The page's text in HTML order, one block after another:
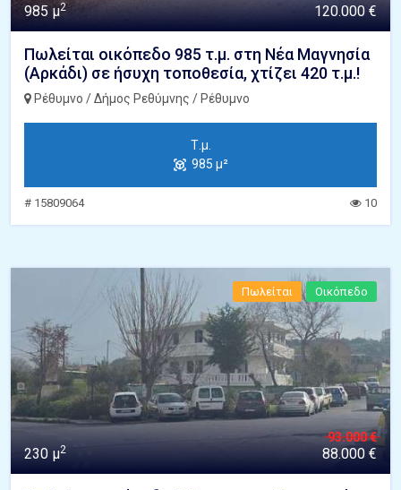
985 μ2 120.000 €
Πωλείται οικόπεδο 985 τ.μ. στη Νέα Μαγνησία
(Αρκάδι) σε ήσυχη τοποθεσία, χτίζει 420 τ.μ.!
Ρέθυμνο / Δήμος Ρεθύμνης / Ρέθυμνο
Τ.μ.
985 μ²
# 15809064 10
Πωλείται Οικόπεδο
230 μ2
93.000 €
88.000 €